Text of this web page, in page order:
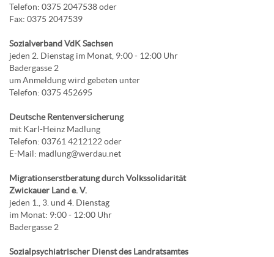
Telefon: 0375 2047538 oder
Fax: 0375 2047539
Sozialverband VdK Sachsen
jeden 2. Dienstag im Monat, 9:00 - 12:00 Uhr
Badergasse 2
um Anmeldung wird gebeten unter
Telefon: 0375 452695
Deutsche Rentenversicherung
mit Karl-Heinz Madlung
Telefon: 03761 4212122 oder
E-Mail: madlung@werdau.net
Migrationserstberatung durch Volkssolidarität
Zwickauer Land e. V.
jeden 1., 3. und 4. Dienstag
im Monat: 9:00 - 12:00 Uhr
Badergasse 2
Sozialpsychiatrischer Dienst des Landratsamtes